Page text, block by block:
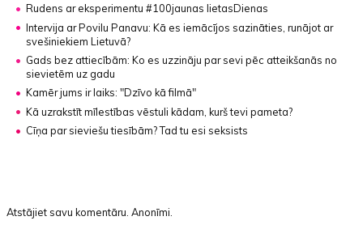
Rudens ar eksperimentu #100jaunas lietasDienas
Intervija ar Povilu Panavu: Kā es iemācījos sazināties, runājot ar
svešiniekiem Lietuvā?
Gads bez attiecībām: Ko es uzzināju par sevi pēc atteikšanās no
sievietēm uz gadu
Kamēr jums ir laiks: "Dzīvo kā filmā"
Kā uzrakstīt mīlestības vēstuli kādam, kurš tevi pameta?
Cīņa par sieviešu tiesībām? Tad tu esi seksists
Atstājiet savu komentāru. Anonīmi.